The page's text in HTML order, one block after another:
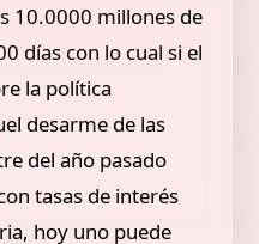
10.0000 millones de
días con lo cual si el
la política
desarme de las
del año pasado
tasas de interés
hoy uno puede